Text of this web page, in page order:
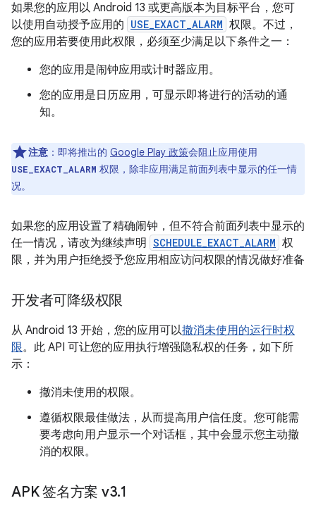
如果您的应用以 Android 13 或更高版本为目标平台，您可
以使用自动授予应用的 USE_EXACT_ALARM 权限。不过，
您的应用若要使用此权限，必须至少满足以下条件之一：
您的应用是闹钟应用或计时器应用。
您的应用是日历应用，可显示即将进行的活动的通
知。
注意 ：即将推出的 Google Play 政策会阻止应用使用
USE_EXACT_ALARM 权限，除非应用满足前面列表中显示的任一情
况。
如果您的应用设置了精确闹钟，但不符合前面列表中显示的
任一情况，请改为继续声明 SCHEDULE_EXACT_ALARM 权
限，并为用户拒绝授予您应用相应访问权限的情况做好准备
开发者可降级权限
从 Android 13 开始，您的应用可以撤消未使用的运行时权
限。此 API 可让您的应用执行增强隐私权的任务，如下所
示：
撤消未使用的权限。
遵循权限最佳做法，从而提高用户信任度。您可能需
要考虑向用户显示一个对话框，其中会显示您主动撤
消的权限。
APK 签名方案 v3.1